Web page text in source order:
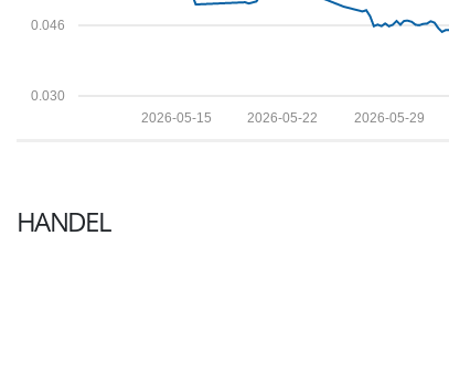
0.030
0.046
2026-05-29
2026-05-22
2026-05-15
HANDEL